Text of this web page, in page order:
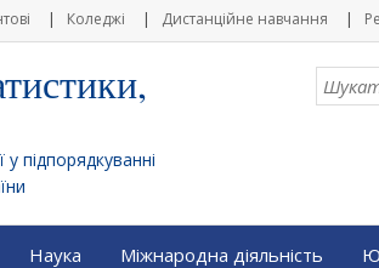
Коледжі Дистанційне навчання
підпорядкуванні
Наука Міжнародна діяльність